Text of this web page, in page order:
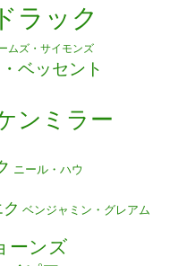
ラック
ムズ・サイモンズ
ベッセント
ンミラー
ニール・ハウ
ベンジャミン・グレアム
ーンズ